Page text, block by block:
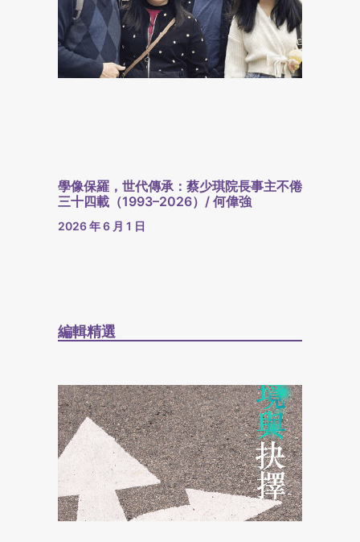
學像保羅，世代傳承：蔡少琪院長事主不倦
三十四載（1993–2026）/ 何偉強
2026 年 6 月 1 日
編輯精選